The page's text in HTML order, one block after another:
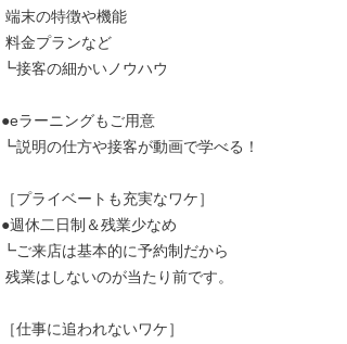
┗接客の細かいノウハウ
●eラーニングもご用意
┗説明の仕方や接客が動画で学べる！
［プライベートも充実なワケ］
●週休二日制＆残業少なめ
┗ご来店は基本的に予約制だから
［仕事に追われないワケ］